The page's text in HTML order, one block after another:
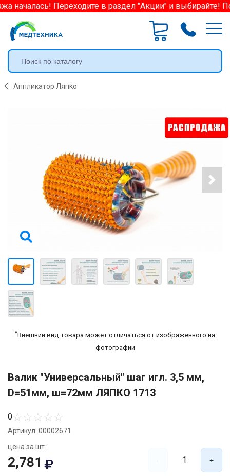
началась! Переходите в раздел "Акции" и выбирайте!
Аппликатор Ляпко
*Внешний вид товара может отличаться от изображённого на
фотографии
Валик "Универсальный" шаг игл. 3,5 мм,
D=51мм, ш=72мм ЛЯПКО 1713
0☆☆☆☆☆
Артикул: 00002671
цена за шт.:
2,781 - 1 +